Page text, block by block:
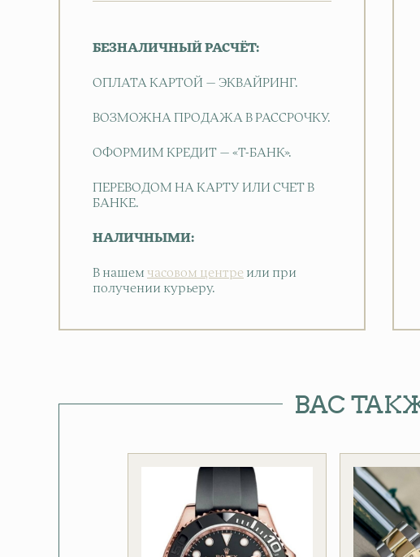
БЕЗНАЛИЧНЫЙ РАСЧЁТ:
ОПЛАТА КАРТОЙ — ЭКВАЙРИНГ.
ВОЗМОЖНА ПРОДАЖА В РАССРОЧКУ.
ОФОРМИМ КРЕДИТ — «Т-БАНК».
ПЕРЕВОДОМ НА КАРТУ ИЛИ СЧЕТ В
БАНКЕ.
НАЛИЧНЫМИ:
В нашем часовом центре или при
получении курьеру.
ВАС